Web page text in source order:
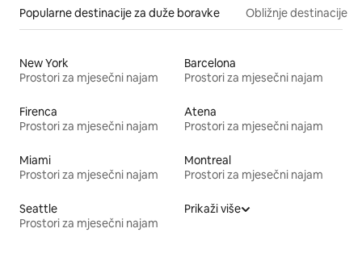
Popularne destinacije za duže boravke Obližnje destinacije
New York
Prostori za mjesečni najam
Barcelona
Prostori za mjesečni najam
Firenca
Prostori za mjesečni najam
Atena
Prostori za mjesečni najam
Miami
Prostori za mjesečni najam
Montreal
Prostori za mjesečni najam
Seattle
Prostori za mjesečni najam
Prikaži više